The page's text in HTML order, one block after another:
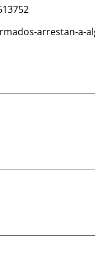
arrestan-a-